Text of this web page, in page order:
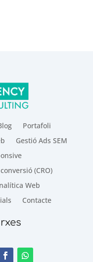
Portafoli
Gestió Ads SEM
(CRO)
Web
Contacte